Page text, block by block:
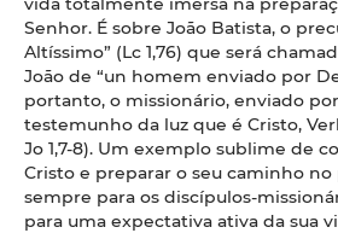
Senhor. É sobre João Batista, o
Altíssimo” (Lc 1,76) que será
João de “un homem enviado por
portanto, o missionário, enviado
testemunho da luz que é Cristo,
Jo 1,7-8). Um exemplo sublime de
Cristo e preparar o seu caminho
sempre para os discípulos-
para uma expectativa ativa da sua